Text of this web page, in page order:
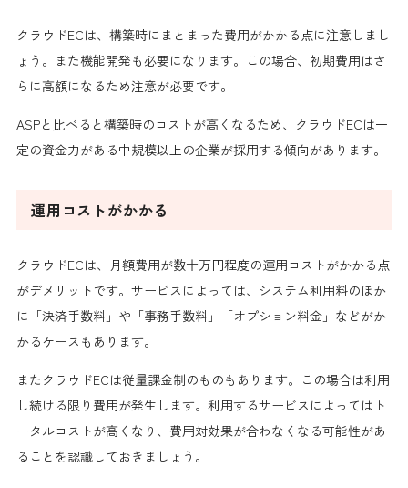
クラウドECは、構築時にまとまった費用がかかる点に注意しまし
ょう。また機能開発も必要になります。この場合、初期費用はさ
らに高額になるため注意が必要です。
ASPと比べると構築時のコストが高くなるため、クラウドECは一
定の資金力がある中規模以上の企業が採用する傾向があります。
運用コストがかかる
クラウドECは、月額費用が数十万円程度の運用コストがかかる点
がデメリットです。サービスによっては、システム利用料のほか
に「決済手数料」や「事務手数料」「オプション料金」などがか
かるケースもあります。
またクラウドECは従量課金制のものもあります。この場合は利用
し続ける限り費用が発生します。利用するサービスによってはト
ータルコストが高くなり、費用対効果が合わなくなる可能性があ
ることを認識しておきましょう。